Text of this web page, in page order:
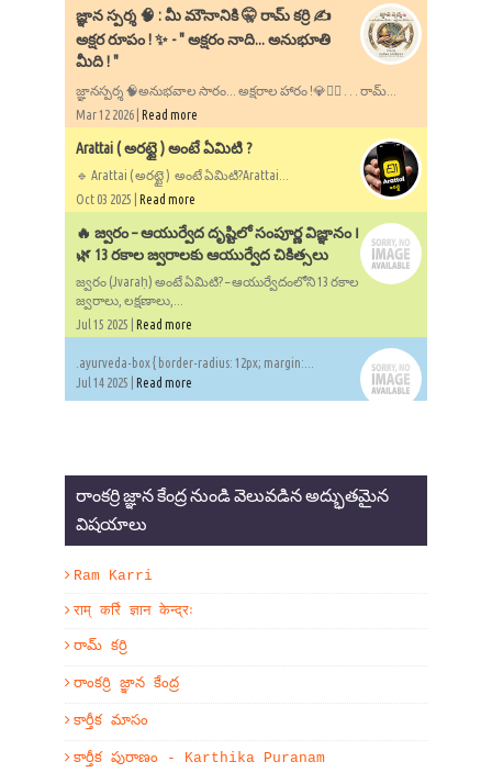
​జ్ఞాన స్పర్శ 🧠 : మీ మౌనానికి 🤫 రామ్ కర్రి ✍️
అక్షర రూపం ! ✨ - ​" అక్షరం నాది... అనుభూతి
మీది ! "
జ్ఞానస్పర్శ 🧠అనుభవాల సారం... అక్షరాల హారం !💎✍🏻 . . . రామ్...
Mar 12 2026 | Read more
Arattai ( అరట్టై ) అంటే ఏమిటి ?
🔹 Arattai ( అరట్టై ) అంటే ఏమిటి?Arattai...
Oct 03 2025 | Read more
🔥 జ్వరం – ఆయుర్వేద దృష్టిలో సంపూర్ణ విజ్ఞానం ౹
🌿 13 రకాల జ్వరాలకు ఆయుర్వేద చికిత్సలు
జ్వరం (Jvaraḥ) అంటే ఏమిటి? – ఆయుర్వేదంలోని 13 రకాల
జ్వరాలు, లక్షణాలు,...
Jul 15 2025 | Read more
.ayurveda-box { border-radius: 12px; margin:...
Jul 14 2025 | Read more
రాంకర్రి జ్ఞాన కేంద్ర నుండి వెలువడిన అద్భుతమైన
విషయాలు
Ram Karri
राम् कर्रि ज्ञान केन्द्रः
రామ్ కర్రి
రాంకర్రి జ్ఞాన కేంద్ర
కార్తీక మాసం
కార్తీక పురాణం - Karthika Puranam